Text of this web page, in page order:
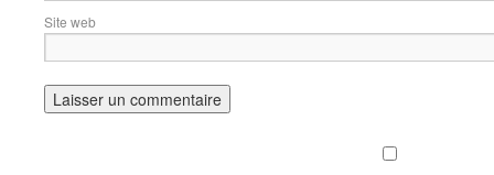
Site web